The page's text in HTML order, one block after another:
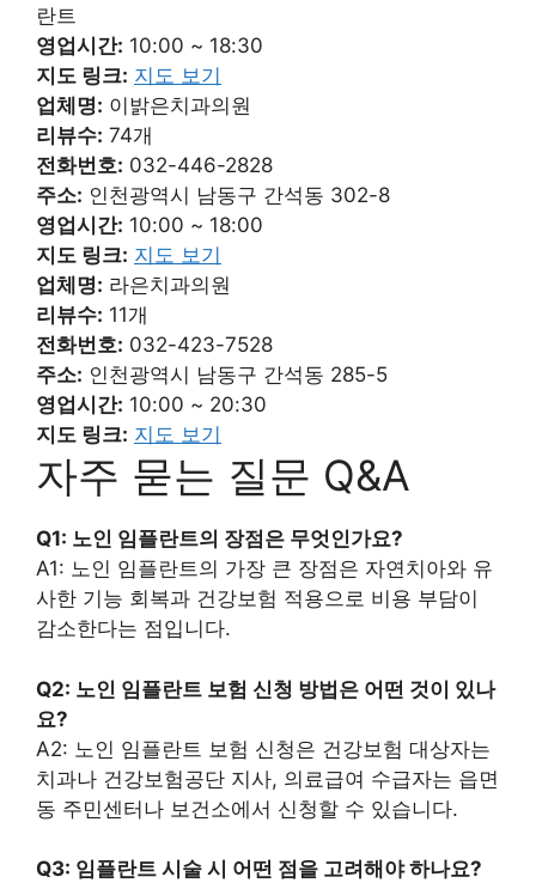
란트
영업시간: 10:00 ~ 18:30
지도 링크: 지도 보기
업체명: 이밝은치과의원
리뷰수: 74개
전화번호: 032-446-2828
주소: 인천광역시 남동구 간석동 302-8
영업시간: 10:00 ~ 18:00
지도 링크: 지도 보기
업체명: 라은치과의원
리뷰수: 11개
전화번호: 032-423-7528
주소: 인천광역시 남동구 간석동 285-5
영업시간: 10:00 ~ 20:30
지도 링크: 지도 보기
자주 묻는 질문 Q&A
Q1: 노인 임플란트의 장점은 무엇인가요?
A1: 노인 임플란트의 가장 큰 장점은 자연치아와 유
사한 기능 회복과 건강보험 적용으로 비용 부담이
감소한다는 점입니다.
Q2: 노인 임플란트 보험 신청 방법은 어떤 것이 있나
요?
A2: 노인 임플란트 보험 신청은 건강보험 대상자는
치과나 건강보험공단 지사, 의료급여 수급자는 읍면
동 주민센터나 보건소에서 신청할 수 있습니다.
Q3: 임플란트 시술 시 어떤 점을 고려해야 하나요?